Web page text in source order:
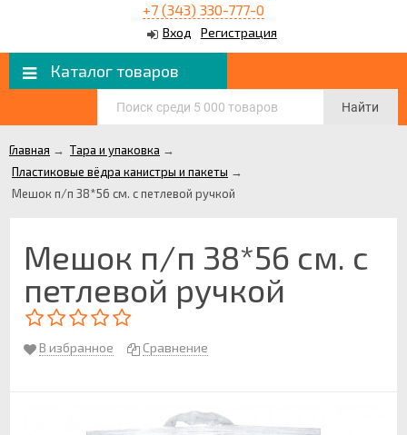
+7 (343) 330-777-0
Вход Регистрация
Каталог товаров
Найти
Главная → Тара и упаковка →
Пластиковые вёдра канистры и пакеты →
Мешок п/п 38*56 см. с петлевой ручкой
Мешок п/п 38*56 см. с
петлевой ручкой
В избранное Сравнение